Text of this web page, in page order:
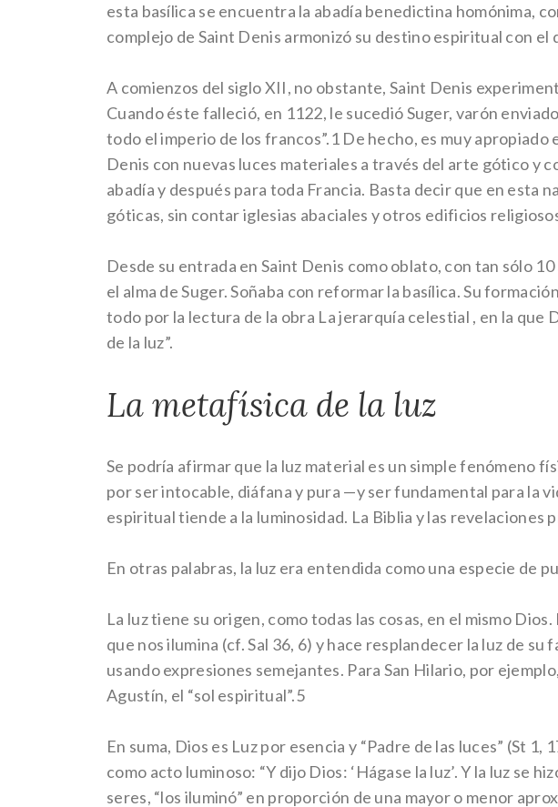
esta basílica se encuentra la abadía benedictina homónima,
complejo de Saint Denis armonizó su destino espiritual con
A comienzos del siglo XII, no obstante, Saint Denis
Cuando éste falleció, en 1122, le sucedió Suger, varón
todo el imperio de los francos”.1 De hecho, es muy
Denis con nuevas luces materiales a través del arte gótico y
abadía y después para toda Francia. Basta decir que en esta
góticas, sin contar iglesias abaciales y otros edificios
Desde su entrada en Saint Denis como oblato, con tan sólo
el alma de Suger. Soñaba con reformar la basílica. Su
todo por la lectura de la obra La jerarquía celestial , en la que
de la luz”.
La metafísica de la luz
Se podría afirmar que la luz material es un simple fenómeno
por ser intocable, diáfana y pura —y ser fundamental para la
espiritual tiende a la luminosidad. La Biblia y las revelaciones
En otras palabras, la luz era entendida como una especie de
La luz tiene su origen, como todas las cosas, en el mismo
que nos ilumina (cf. Sal 36, 6) y hace resplandecer la luz de
usando expresiones semejantes. Para San Hilario, por
Agustín, el “sol espiritual”.5
En suma, Dios es Luz por esencia y “Padre de las luces” (St
como acto luminoso: “Y dijo Dios: ‘Hágase la luz’. Y la luz se
seres, “los iluminó” en proporción de una mayor o menor